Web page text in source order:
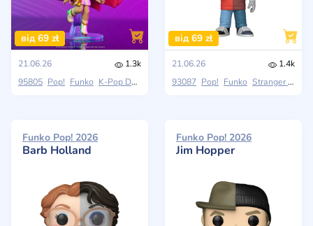
від 69 zł
21.06.26
1.3k
95805 Pop! Funko K-Pop Demon Hunters
від 69 zł
21.06.26
1.4k
93087 Pop! Funko Stranger Things (Season 4)
Funko Pop! 2026
Barb Holland
Funko Pop! 2026
Jim Hopper